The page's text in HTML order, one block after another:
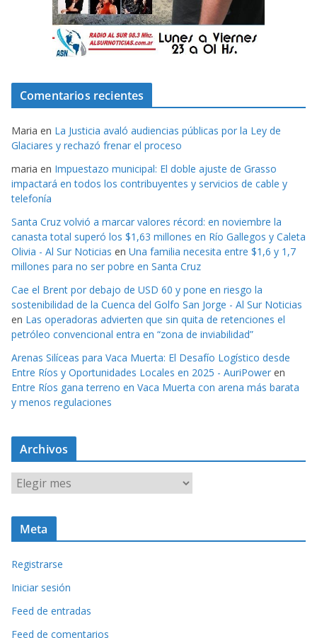
Comentarios recientes
Maria en La Justicia avaló audiencias públicas por la Ley de
Glaciares y rechazó frenar el proceso
maria en Impuestazo municipal: El doble ajuste de Grasso
impactará en todos los contribuyentes y servicios de cable y
telefonía
Santa Cruz volvió a marcar valores récord: en noviembre la
canasta total superó los $1,63 millones en Río Gallegos y Caleta
Olivia - Al Sur Noticias en Una familia necesita entre $1,6 y 1,7
millones para no ser pobre en Santa Cruz
Cae el Brent por debajo de USD 60 y pone en riesgo la
sostenibilidad de la Cuenca del Golfo San Jorge - Al Sur Noticias
en Las operadoras advierten que sin quita de retenciones el
petróleo convencional entra en “zona de inviabilidad”
Arenas Silíceas para Vaca Muerta: El Desafío Logístico desde
Entre Ríos y Oportunidades Locales en 2025 - AuriPower en
Entre Ríos gana terreno en Vaca Muerta con arena más barata
y menos regulaciones
Archivos
r
c
v
o
Meta
Registrarse
Iniciar sesión
Feed de entradas
Feed de comentarios